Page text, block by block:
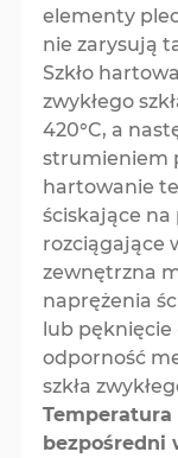
elementy
nie zarysują
Szkło
zwykłego
420°C, a
strumieniem
hartowanie
ściskające na
rozciągające
zewnętrzna
naprężenia
lub pęknięcie
odporność
szkła
bezpośredni